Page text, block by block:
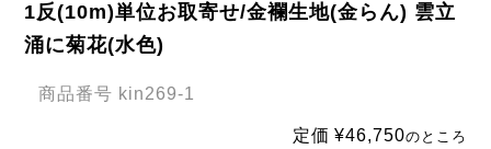
1反(10m)単位お取寄せ/金襴生地(金らん) 雲立
涌に菊花(水色)
商品番号 kin269-1
定価 ¥46,750のところ